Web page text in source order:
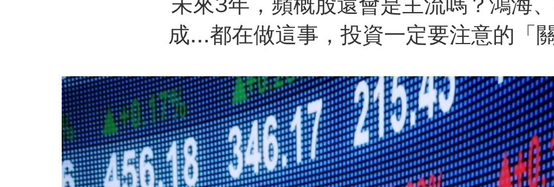
成...都在做這事，投資一定要注意的「